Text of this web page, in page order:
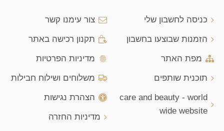
כניסה לחשבון שלי
הזמנות שבוצעו בחשבון
מפת האתר
תוכנית שותפים
care and beauty - world
wide website
צור עימנו קשר
תקנון רכישה באתר
מדיניות הפרטיות
משלוחים ושילוח חבילות
הצהרת נגישות
מדיניות החזרה